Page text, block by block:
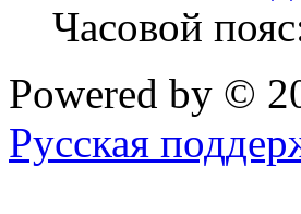
Часовой
Powered by ©
Русская